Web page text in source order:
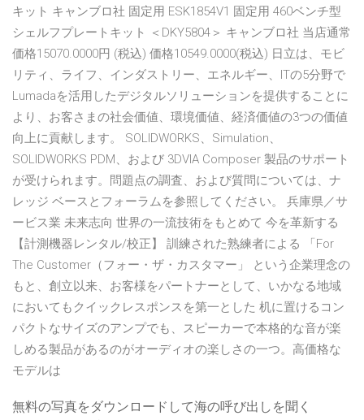
キット キャンブロ社 固定用 ESK1854V1 固定用 460ベンチ型
シェルフプレートキット ＜DKY5804＞ キャンブロ社 当店通常
価格15070.0000円 (税込) 価格10549.0000(税込) 日立は、モビ
リティ、ライフ、インダストリー、エネルギー、ITの5分野で
Lumadaを活用したデジタルソリューションを提供することに
より、お客さまの社会価値、環境価値、経済価値の3つの価値
向上に貢献します。 SOLIDWORKS、Simulation、
SOLIDWORKS PDM、および 3DVIA Composer 製品のサポート
が受けられます。問題点の調査、および質問については、ナ
レッジ ベースとフォーラムを参照してください。 兵庫県／サ
ービス業 未来志向 世界の一流技術をもとめて 今を革新する
【計測機器レンタル/校正】 訓練された熟練者による 「For
The Customer（フォー・ザ・カスタマー」 という企業理念の
もと、創立以来、お客様をパートナーとして、いかなる地域
においてもクイックレスポンスを第一とした 机に置けるコン
パクトなサイズのアンプでも、スピーカーで本格的な音が楽
しめる製品があるのがオーディオの楽しさの一つ。高価格な
モデルは
無料の写真をダウンロードして海の呼び出しを聞く